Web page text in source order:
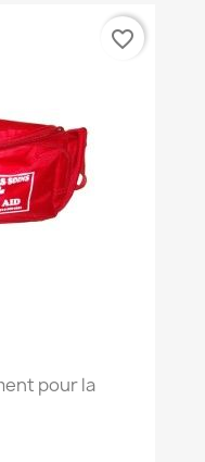
pour la
favorite_border